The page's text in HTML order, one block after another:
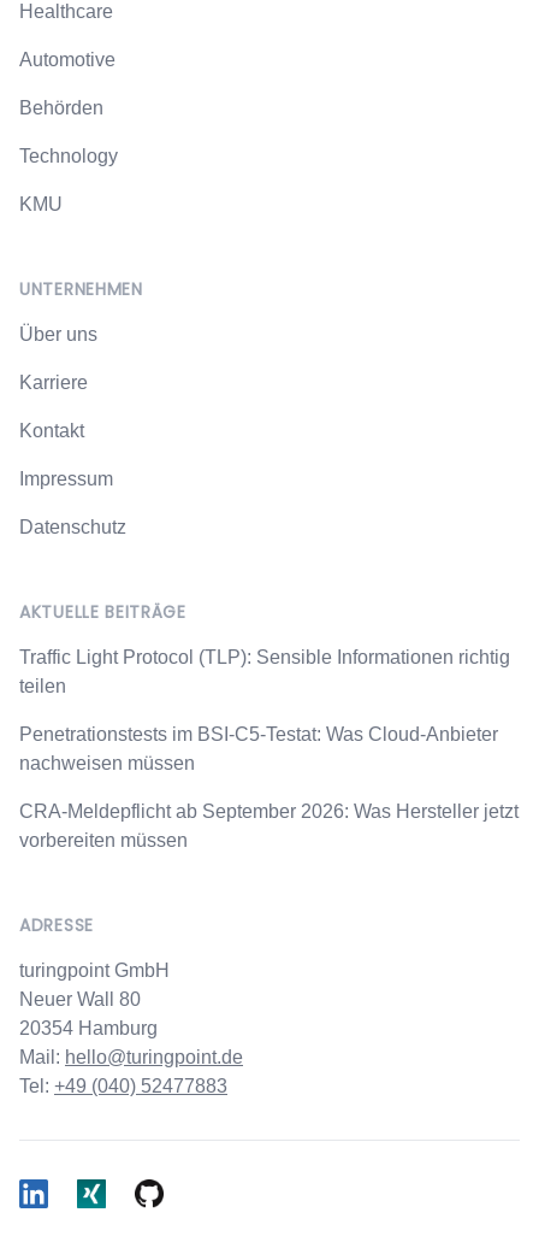
Healthcare
Automotive
Behörden
Technology
KMU
UNTERNEHMEN
Über uns
Karriere
Kontakt
Impressum
Datenschutz
AKTUELLE BEITRÄGE
Traffic Light Protocol (TLP): Sensible Informationen richtig
teilen
Penetrationstests im BSI-C5-Testat: Was Cloud-Anbieter
nachweisen müssen
CRA-Meldepflicht ab September 2026: Was Hersteller jetzt
vorbereiten müssen
ADRESSE
turingpoint GmbH
Neuer Wall 80
20354 Hamburg
Mail: hello@turingpoint.de
Tel: +49 (040) 52477883
LinkedInXing Github